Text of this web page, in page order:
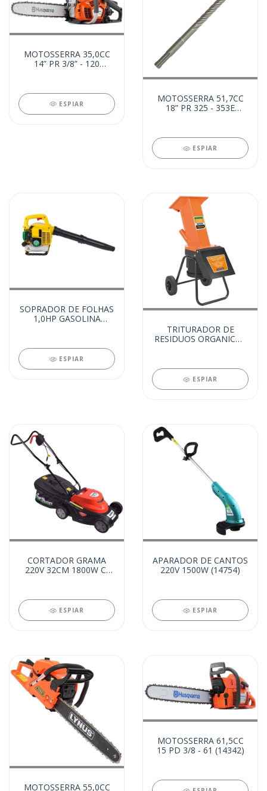
MOTOSSERRA 35,0CC
14” PR 3/8” - 120
ESPIAR
MOTOSSERRA 51,7CC
18” PR 325 - 353E
ESPIAR
SOPRADOR DE FOLHAS
1,0HP GASOLINA
ESPIAR
TRITURADOR DE
RESIDUOS ORGANICOS
ESPIAR
CORTADOR GRAMA
220V 32CM 1800W C/
ESPIAR
APARADOR DE CANTOS
220V 1500W (14754)
ESPIAR
MOTOSSERRA 55,0CC
MOTOSSERRA 61,5CC
15 PD 3/8 - 61 (14342)